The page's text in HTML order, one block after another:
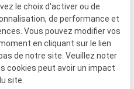
Gestion
des
Plan du
site
le choix d'activer ou de
de performance et
Vous pouvez modifier vos
en cliquant sur le lien
de notre site. Veuillez noter
cookies peut avoir un impact
site.